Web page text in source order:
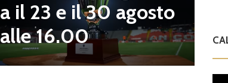
a il 23 e il 30 agosto
alle 16.00